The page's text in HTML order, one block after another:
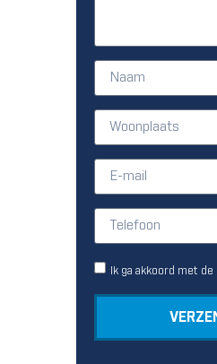
Ik ga akkoord met de